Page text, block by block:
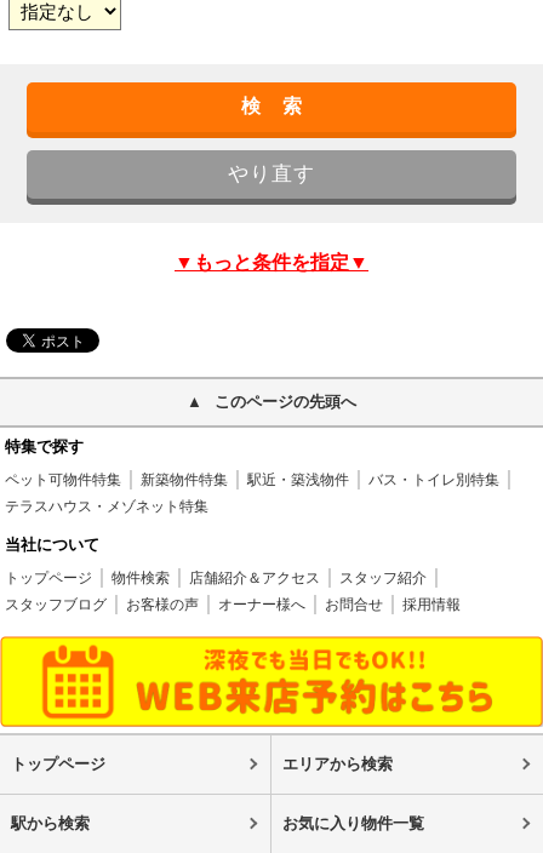
▼もっと条件を指定▼
このページの先頭へ
特集で探す
ペット可物件特集 新築物件特集 駅近・築浅物件
バス・トイレ別特集
テラスハウス・メゾネット特集
当社について
トップページ 物件検索 店舗紹介＆アクセス
スタッフ紹介
スタッフブログ
お客様の声 オーナー様へ お問合せ 採用情報
トップページ エリアから検索
駅から検索 お気に入り物件一覧